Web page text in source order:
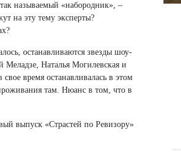
называемый «набородник», –
на эту тему эксперты?
останавливаются звезды шоу-
Меладзе, Наталья Могилевская и
время останавливалась в этом
там. Нюанс в том, что в
выпуск «Страстей по Ревизору»